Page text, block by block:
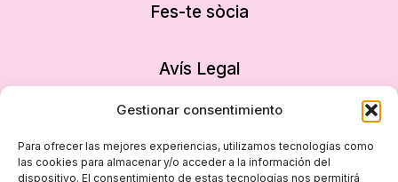
Gestionar consentimiento
Para ofrecer las mejores experiencias, utilizamos tecnologías como
las cookies para almacenar y/o acceder a la información del
dispositivo. El consentimiento de estas tecnologías nos permitirá
Fes-te sòcia
Avís Legal
Declaració d’accessibilitat